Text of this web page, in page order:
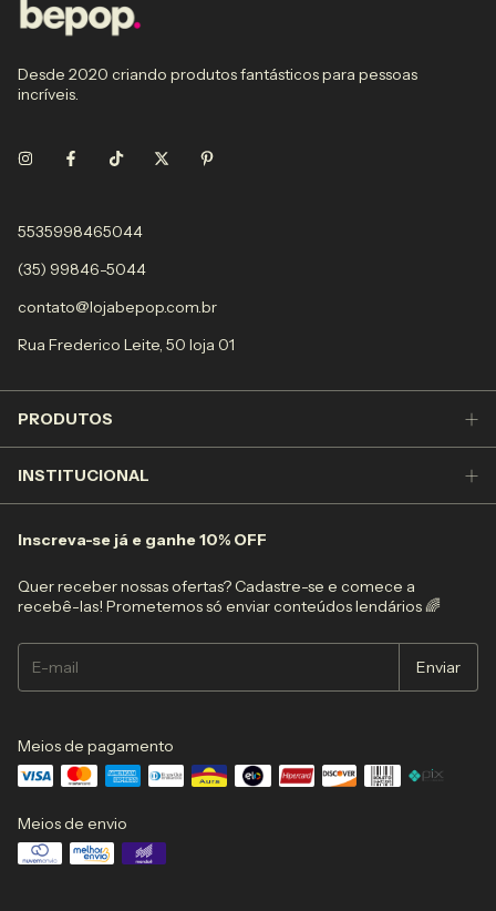
Desde 2020 criando produtos fantásticos para pessoas
incríveis.
5535998465044
(35) 99846-5044
contato@lojabepop.com.br
Rua Frederico Leite, 50 loja 01
PRODUTOS
INSTITUCIONAL
Inscreva-se já e ganhe 10% OFF
Quer receber nossas ofertas? Cadastre-se e comece a
recebê-las! Prometemos só enviar conteúdos lendários 🌈
Meios de pagamento
Meios de envio